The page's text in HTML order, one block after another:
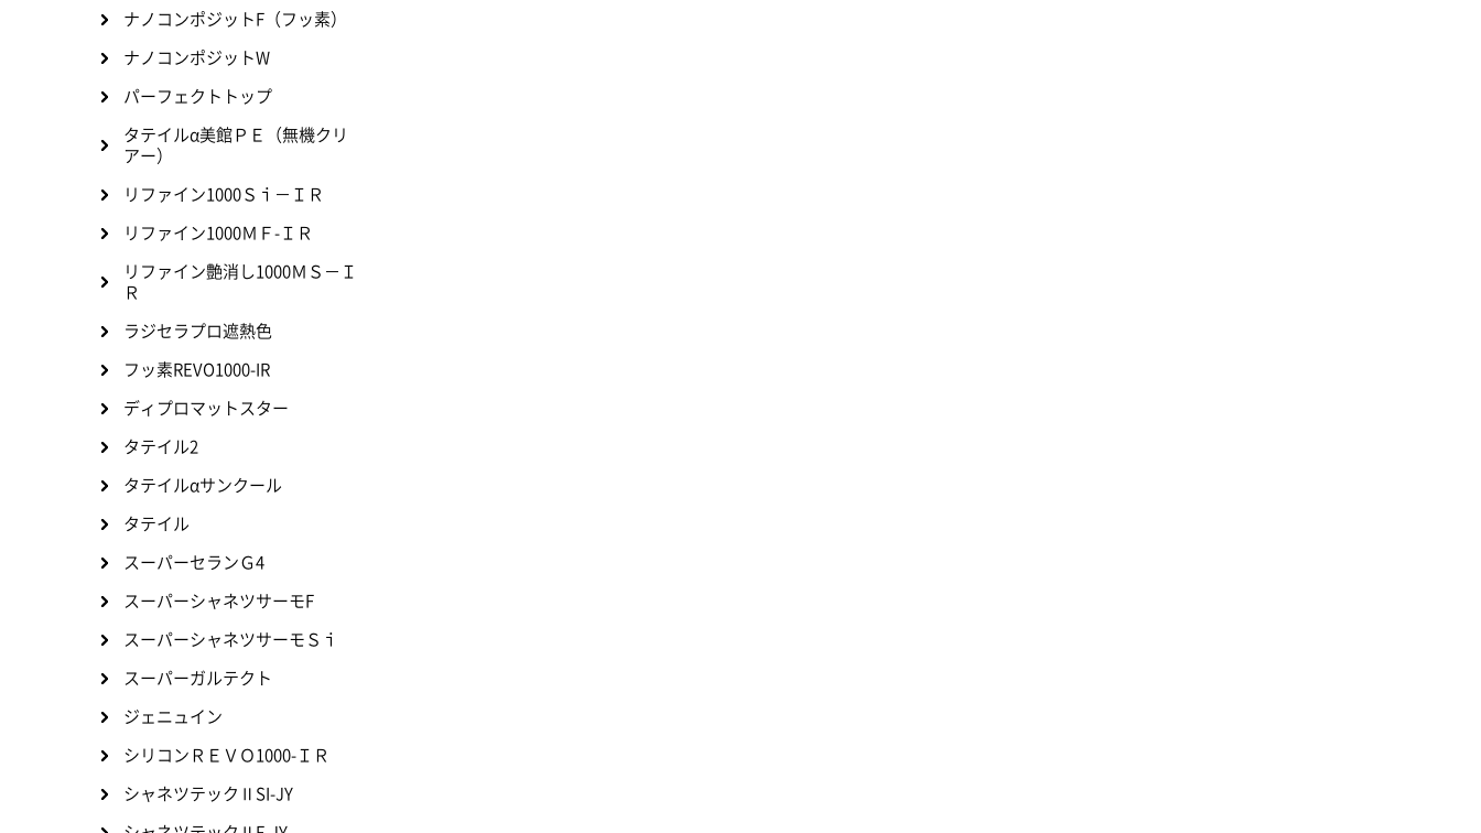
ナノコンポジットF（フッ素）
ナノコンポジットW
パーフェクトトップ
タテイルα美館ＰＥ（無機クリ
アー）
リファイン1000Ｓｉ－ＩＲ
リファイン1000ＭＦ-ＩＲ
リファイン艶消し1000ＭＳ－Ｉ
Ｒ
ラジセラプロ遮熱色
フッ素REVO1000-IR
ディプロマットスター
タテイル2
タテイルαサンクール
タテイル
スーパーセランＧ4
スーパーシャネツサーモF
スーパーシャネツサーモＳｉ
スーパーガルテクト
ジェニュイン
シリコンＲＥＶＯ1000-ＩＲ
シャネツテックⅡSI-JY